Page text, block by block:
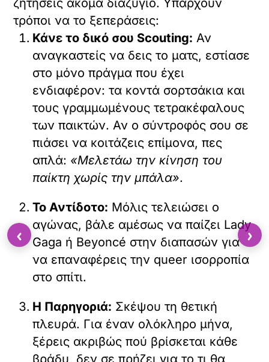
τρόποι να το ξεπεράσεις:
Κάνε το δικό σου Scouting: Αν
αναγκαστείς να δεις το ματς, εστίασε
στο μόνο πράγμα που έχει
ενδιαφέρον: τα κοντά σορτσάκια και
τους γραμμωμένους τετρακέφαλους
των παικτών. Αν ο σύντροφός σου σε
πιάσει να κοιτάζεις επίμονα, πες
απλά: «Μελετάω την κίνηση του
παίκτη χωρίς την μπάλα».
Το Αντίδοτο: Μόλις τελειώσει ο
αγώνας, βάλε αμέσως να παίζει Lady
Gaga ή Beyoncé στην διαπασών για
να επαναφέρεις την queer ισορροπία
στο σπίτι.
Η Παρηγοριά: Σκέψου τη θετική
πλευρά. Για έναν ολόκληρο μήνα,
ξέρεις ακριβώς πού βρίσκεται κάθε
βράδυ, δεν σε πρήζει για το τι θα
‹ ›